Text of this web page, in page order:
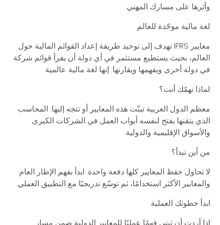
وأثرها على مسارك المهني.
لغة مالية موحّدة للعالم
معايير IFRS تهدف إلى توحيد طريقة إعداد القوائم المالية حول
العالم، بحيث يستطيع مستثمر في أي دولة أن يقرأ قوائم شركة
في دولة أخرى ويفهمها ويقارنها. إنها لغة مالية عالمية.
لماذا تهمّك أنت؟
معظم الدول العربية تبنّت هذه المعايير أو تتجه إليها. المحاسب
الذي يتقنها يفتح لنفسه أبواب العمل في الشركات الكبرى
والأسواق الإقليمية والدولية.
من أين تبدأ؟
لا تحاول حفظ المعايير كلها دفعة واحدة. ابدأ بفهم الإطار العام
والمعايير الأكثر استخدامًا، ثم توسّع تدريجيًا مع التطبيق العملي.
ابدأ خطوتك العملية
إذا أردت أن تبني فهمًا عمليًا للمعايير الدولية ضمن مسار